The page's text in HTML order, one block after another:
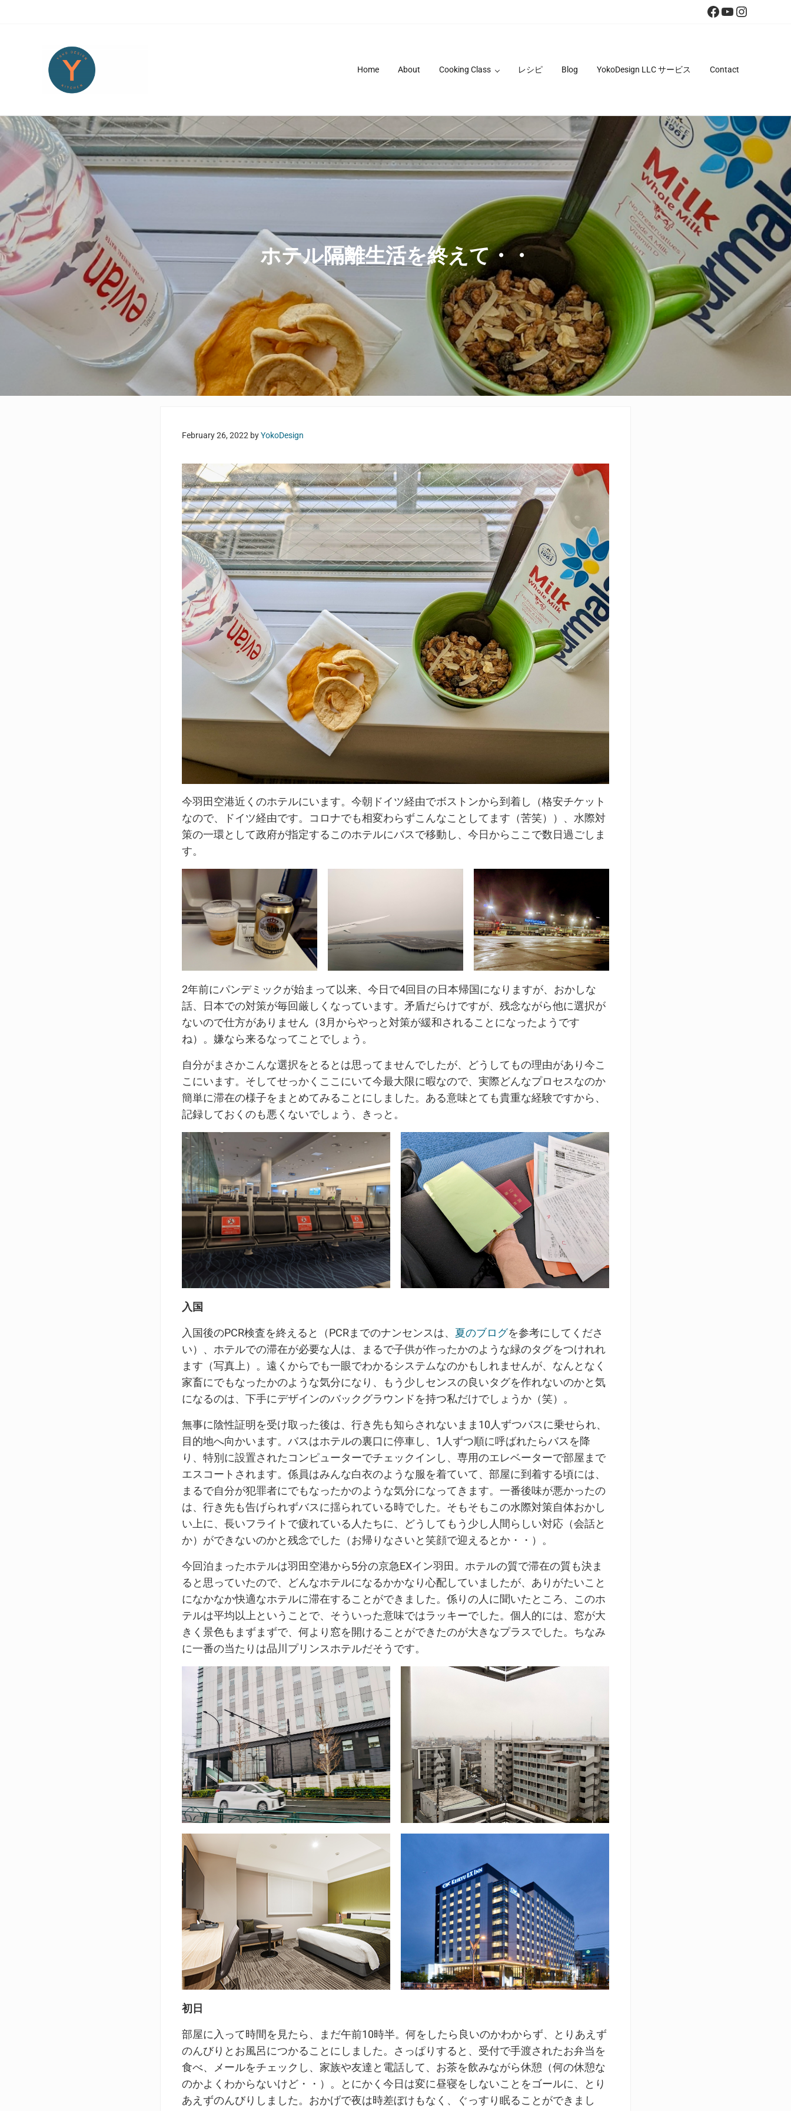
Facebook
YouTube
Home About Cooking Class レシピ Blog YokoDesign LLC サービス Contact
ホテル隔離生活を終えて・・
February 26, 2022 byYokoDesign
今羽田空港近くのホテルにいます。今朝ドイツ経由でボストンから到着し（格安チケット
なので、ドイツ経由です。コロナでも相変わらずこんなことしてます（苦笑））、水際対
策の一環として政府が指定するこのホテルにバスで移動し、今日からここで数日過ごしま
す。
2年前にパンデミックが始まって以来、今日で4回目の日本帰国になりますが、おかしな
話、日本での対策が毎回厳しくなっています。矛盾だらけですが、残念ながら他に選択が
ないので仕方がありません（3月からやっと対策が緩和されることになったようです
ね）。嫌なら来るなってことでしょう。
自分がまさかこんな選択をとるとは思ってませんでしたが、どうしてもの理由があり今こ
こにいます。そしてせっかくここにいて今最大限に暇なので、実際どんなプロセスなのか
簡単に滞在の様子をまとめてみることにしました。ある意味とても貴重な経験ですから、
記録しておくのも悪くないでしょう、きっと。
入国
入国後のPCR検査を終えると（PCRまでのナンセンスは、 夏のブログを参考にしてくださ
い）、ホテルでの滞在が必要な人は、まるで子供が作ったかのような緑のタグをつけれれ
ます（写真上）。遠くからでも一眼でわかるシステムなのかもしれませんが、なんとなく
家畜にでもなったかのような気分になり、もう少しセンスの良いタグを作れないのかと気
になるのは、下手にデザインのバックグラウンドを持つ私だけでしょうか（笑）。
無事に陰性証明を受け取った後は、行き先も知らされないまま10人ずつバスに乗せられ、
目的地へ向かいます。バスはホテルの裏口に停車し、1人ずつ順に呼ばれたらバスを降
り、特別に設置されたコンピューターでチェックインし、専用のエレベーターで部屋まで
エスコートされます。係員はみんな白衣のような服を着ていて、部屋に到着する頃には、
まるで自分が犯罪者にでもなったかのような気分になってきます。一番後味が悪かったの
は、行き先も告げられずバスに揺られている時でした。そもそもこの水際対策自体おかし
い上に、長いフライトで疲れている人たちに、どうしてもう少し人間らしい対応（会話と
か）ができないのかと残念でした（お帰りなさいと笑顔で迎えるとか・・）。
今回泊まったホテルは羽田空港から5分の京急EXイン羽田。ホテルの質で滞在の質も決ま
ると思っていたので、どんなホテルになるかかなり心配していましたが、ありがたいこと
になかなか快適なホテルに滞在することができました。係りの人に聞いたところ、このホ
テルは平均以上ということで、そういった意味ではラッキーでした。個人的には、窓が大
きく景色もまずまずで、何より窓を開けることができたのが大きなプラスでした。ちなみ
に一番の当たりは品川プリンスホテルだそうです。
初日
部屋に入って時間を見たら、まだ午前10時半。何をしたら良いのかわからず、とりあえず
のんびりとお風呂につかることにしました。さっぱりすると、受付で手渡されたお弁当を
食べ、メールをチェックし、家族や友達と電話して、お茶を飲みながら休憩（何の休憩な
のかよくわからないけど・・）。とにかく今日は変に昼寝をしないことをゴールに、とり
あえずのんびりしました。おかげで夜は時差ぼけもなく、ぐっすり眠ることができまし